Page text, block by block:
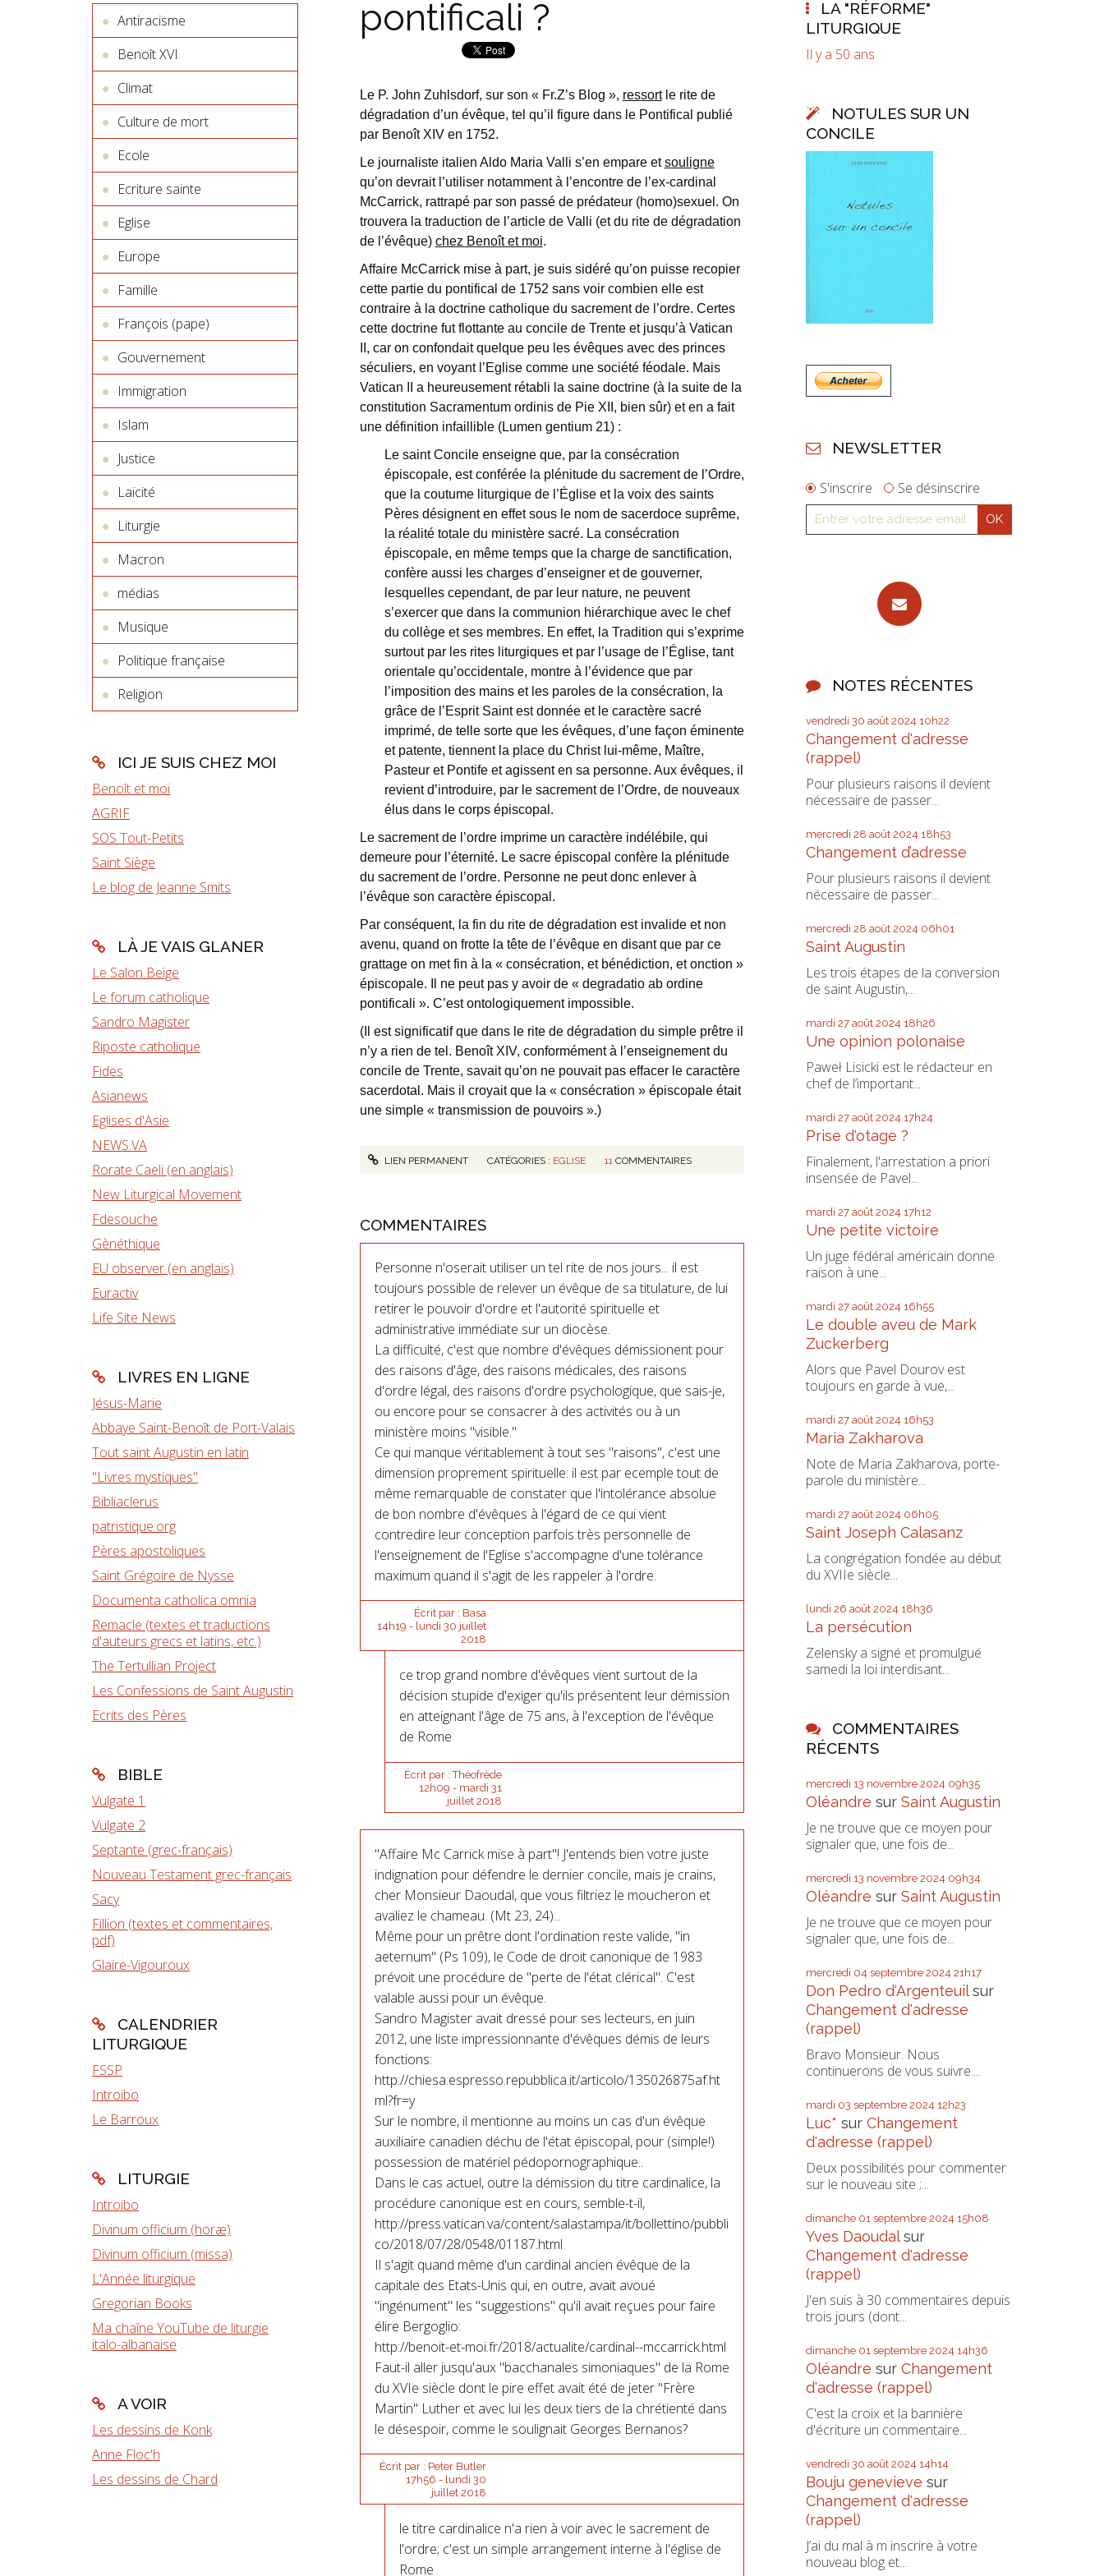
Antiracisme
Benoît XVI
Climat
Culture de mort
Ecole
Ecriture sainte
Eglise
Europe
Famille
François (pape)
Gouvernement
Immigration
Islam
Justice
Laïcité
Liturgie
Macron
médias
Musique
Politique française
Religion
ICI JE SUIS CHEZ MOI
Benoît et moi
AGRIF
SOS Tout-Petits
Saint Siège
Le blog de Jeanne Smits
LÀ JE VAIS GLANER
Le Salon Beige
Le forum catholique
Sandro Magister
Riposte catholique
Fides
Asianews
Eglises d'Asie
NEWS.VA
Rorate Caeli (en anglais)
New Liturgical Movement
Fdesouche
Gènéthique
EU observer (en anglais)
Euractiv
Life Site News
LIVRES EN LIGNE
Jésus-Marie
Abbaye Saint-Benoît de Port-Valais
Tout saint Augustin en latin
"Livres mystiques"
Bibliaclerus
patristique.org
Pères apostoliques
Saint Grégoire de Nysse
Documenta catholica omnia
Remacle (textes et traductions
d'auteurs grecs et latins, etc.)
The Tertullian Project
Les Confessions de Saint Augustin
Ecrits des Pères
BIBLE
Vulgate 1
Vulgate 2
Septante (grec-français)
Nouveau Testament grec-français
Sacy
Fillion (textes et commentaires,
pdf)
Glaire-Vigouroux
CALENDRIER
LITURGIQUE
FSSP
Introibo
Le Barroux
LITURGIE
Introibo
Divinum officium (horæ)
Divinum officium (missa)
L'Année liturgique
Gregorian Books
Ma chaîne YouTube de liturgie
italo-albanaise
A VOIR
Les dessins de Konk
Anne Floc'h
Les dessins de Chard
pontificali ?
Le P. John Zuhlsdorf, sur son « Fr.Z’s Blog », ressortle rite de
dégradation d’un évêque, tel qu’il figure dans le Pontifical publié
par Benoît XIV en 1752.
Le journaliste italien Aldo Maria Valli s’en empare etsouligne
qu’on devrait l’utiliser notamment à l’encontre de l’ex-cardinal
McCarrick, rattrapé par son passé de prédateur (homo)sexuel. On
trouvera la traduction de l’article de Valli (et du rite de dégradation
de l’évêque) chez Benoît et moi.
Affaire McCarrick mise à part, je suis sidéré qu’on puisse recopier
cette partie du pontifical de 1752 sans voir combien elle est
contraire à la doctrine catholique du sacrement de l’ordre. Certes
cette doctrine fut flottante au concile de Trente et jusqu’à Vatican
II, car on confondait quelque peu les évêques avec des princes
séculiers, en voyant l’Eglise comme une société féodale. Mais
Vatican II a heureusement rétabli la saine doctrine (à la suite de la
constitution Sacramentum ordinis de Pie XII, bien sûr) et en a fait
une définition infaillible (Lumen gentium 21) :
Le saint Concile enseigne que, par la consécration
épiscopale, est conférée la plénitude du sacrement de l’Ordre,
que la coutume liturgique de l’Église et la voix des saints
Pères désignent en effet sous le nom de sacerdoce suprême,
la réalité totale du ministère sacré. La consécration
épiscopale, en même temps que la charge de sanctification,
confère aussi les charges d’enseigner et de gouverner,
lesquelles cependant, de par leur nature, ne peuvent
s’exercer que dans la communion hiérarchique avec le chef
du collège et ses membres. En effet, la Tradition qui s’exprime
surtout par les rites liturgiques et par l’usage de l’Église, tant
orientale qu’occidentale, montre à l’évidence que par
l’imposition des mains et les paroles de la consécration, la
grâce de l’Esprit Saint est donnée et le caractère sacré
imprimé, de telle sorte que les évêques, d’une façon éminente
et patente, tiennent la place du Christ lui-même, Maître,
Pasteur et Pontife et agissent en sa personne. Aux évêques, il
revient d’introduire, par le sacrement de l’Ordre, de nouveaux
élus dans le corps épiscopal.
Le sacrement de l’ordre imprime un caractère indélébile, qui
demeure pour l’éternité. Le sacre épiscopal confère la plénitude
du sacrement de l’ordre. Personne ne peut donc enlever à
l’évêque son caractère épiscopal.
Par conséquent, la fin du rite de dégradation est invalide et non
avenu, quand on frotte la tête de l’évêque en disant que par ce
grattage on met fin à la « consécration, et bénédiction, et onction »
épiscopale. Il ne peut pas y avoir de « degradatio ab ordine
pontificali ». C’est ontologiquement impossible.
(Il est significatif que dans le rite de dégradation du simple prêtre il
n’y a rien de tel. Benoît XIV, conformément à l’enseignement du
concile de Trente, savait qu’on ne pouvait pas effacer le caractère
sacerdotal. Mais il croyait que la « consécration » épiscopale était
une simple « transmission de pouvoirs ».)
LIEN PERMANENT CATÉGORIES : EGLISE 11 COMMENTAIRES
COMMENTAIRES
Personne n'oserait utiliser un tel rite de nos jours... il est
toujours possible de relever un évêque de sa titulature, de lui
retirer le pouvoir d'ordre et l'autorité spirituelle et
administrative immédiate sur un diocèse.
La difficulté, c'est que nombre d'évêques démissionent pour
des raisons d'âge, des raisons médicales, des raisons
d'ordre légal, des raisons d'ordre psychologique, que sais-je,
ou encore pour se consacrer à des activités ou à un
ministère moins "visible."
Ce qui manque véritablement à tout ses "raisons", c'est une
dimension proprement spirituelle: il est par ecemple tout de
même remarquable de constater que l'intolérance absolue
de bon nombre d'évêques à l'égard de ce qui vient
contredire leur conception parfois très personnelle de
l'enseignement de l'Eglise s'accompagne d'une tolérance
maximum quand il s'agit de les rappeler à l'ordre.
Écrit par : Basa
14h19 - lundi 30 juillet
2018
ce trop grand nombre d'évêques vient surtout de la
décision stupide d'exiger qu'ils présentent leur démission
en atteignant l'âge de 75 ans, à l'exception de l'évêque
de Rome
Écrit par :Théofrède
12h09 - mardi 31
juillet 2018
"Affaire Mc Carrick mise à part"! J'entends bien votre juste
indignation pour défendre le dernier concile, mais je crains,
cher Monsieur Daoudal, que vous filtriez le moucheron et
avaliez le chameau. (Mt 23, 24)...
Même pour un prêtre dont l'ordination reste valide, "in
aeternum" (Ps 109), le Code de droit canonique de 1983
prévoit une procédure de "perte de l'état clérical". C'est
valable aussi pour un évêque.
Sandro Magister avait dressé pour ses lecteurs, en juin
2012, une liste impressionnante d'évêques démis de leurs
fonctions:
http://chiesa.espresso.repubblica.it/articolo/135026875af.ht
ml?fr=y
Sur le nombre, il mentionne au moins un cas d'un évêque
auxiliaire canadien déchu de l'état épiscopal, pour (simple!)
possession de matériel pédopornographique..
Dans le cas actuel, outre la démission du titre cardinalice, la
procédure canonique est en cours, semble-t-il,
http://press.vatican.va/content/salastampa/it/bollettino/pubbli
co/2018/07/28/0548/01187.html
Il s'agit quand même d'un cardinal ancien évêque de la
capitale des Etats-Unis qui, en outre, avait avoué
"ingénument" les "suggestions" qu'il avait reçues pour faire
élire Bergoglio:
http://benoit-et-moi.fr/2018/actualite/cardinal--mccarrick.html
Faut-il aller jusqu'aux "bacchanales simoniaques" de la Rome
du XVIe siècle dont le pire effet avait été de jeter "Frère
Martin" Luther et avec lui les deux tiers de la chrétienté dans
le désespoir, comme le soulignait Georges Bernanos?
Écrit par : Peter Butler
17h56 - lundi 30
juillet 2018
le titre cardinalice n'a rien à voir avec le sacrement de
l'ordre; c'est un simple arrangement interne à l'église de
Rome
LA "RÉFORME"
LITURGIQUE
Il y a 50 ans
NOTULES SUR UN
CONCILE
NEWSLETTER
S'inscrire Se désinscrire
NOTES RÉCENTES
vendredi 30 août 2024 10h22
Changement d'adresse
(rappel)
Pour plusieurs raisons il devient
nécessaire de passer...
mercredi 28 août 2024 18h53
Changement d’adresse
Pour plusieurs raisons il devient
nécessaire de passer...
mercredi 28 août 2024 06h01
Saint Augustin
Les trois étapes de la conversion
de saint Augustin,...
mardi 27 août 2024 18h26
Une opinion polonaise
Paweł Lisicki est le rédacteur en
chef de l’important...
mardi 27 août 2024 17h24
Prise d'otage ?
Finalement, l'arrestation a priori
insensée de Pavel...
mardi 27 août 2024 17h12
Une petite victoire
Un juge fédéral américain donne
raison à une...
mardi 27 août 2024 16h55
Le double aveu de Mark
Zuckerberg
Alors que Pavel Dourov est
toujours en garde à vue,...
mardi 27 août 2024 16h53
Maria Zakharova
Note de Maria Zakharova, porte-
parole du ministère...
mardi 27 août 2024 06h05
Saint Joseph Calasanz
La congrégation fondée au début
du XVIIe siècle...
lundi 26 août 2024 18h36
La persécution
Zelensky a signé et promulgué
samedi la loi interdisant...
COMMENTAIRES
RÉCENTS
mercredi 13 novembre 2024 09h35
Oléandre sur Saint Augustin
Je ne trouve que ce moyen pour
signaler que, une fois de...
mercredi 13 novembre 2024 09h34
Oléandre sur Saint Augustin
Je ne trouve que ce moyen pour
signaler que, une fois de...
mercredi 04 septembre 2024 21h17
Don Pedro d‘Argenteuilsur
Changement d'adresse
(rappel)
Bravo Monsieur. Nous
continuerons de vous suivre....
mardi 03 septembre 2024 12h23
Luc* sur Changement
d'adresse (rappel)
Deux possibilités pour commenter
sur le nouveau site ;...
dimanche 01 septembre 2024 15h08
Yves Daoudalsur
Changement d'adresse
(rappel)
J'en suis à 30 commentaires depuis
trois jours (dont...
dimanche 01 septembre 2024 14h36
Oléandre sur Changement
d'adresse (rappel)
C'est la croix et la bannière
d'écriture un commentaire...
vendredi 30 août 2024 14h14
Bouju genevieve sur
Changement d'adresse
(rappel)
J’ai du mal à m inscrire à votre
nouveau blog et...